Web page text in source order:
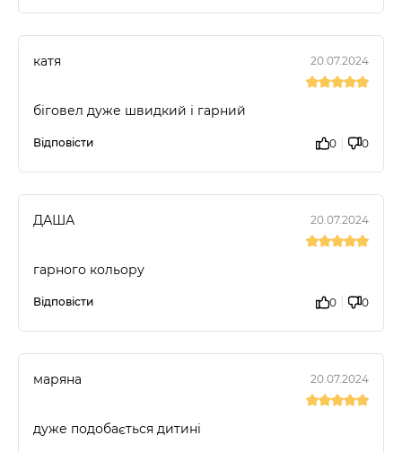
катя 20.07.2024
біговел дуже швидкий і гарний
Відповісти 0 0
ДАША 20.07.2024
гарного кольору
Відповісти 0 0
маряна 20.07.2024
дуже подобається дитині